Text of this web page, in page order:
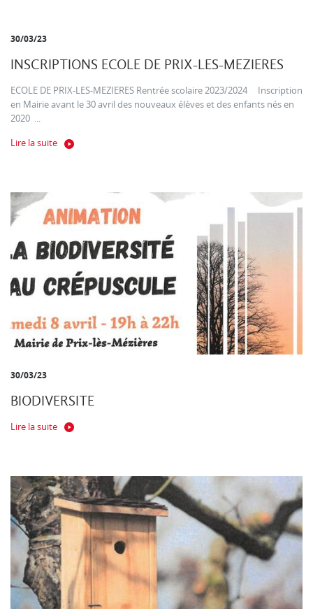
30/03/23
INSCRIPTIONS ECOLE DE PRIX-LES-MEZIERES
ECOLE DE PRIX-LES-MEZIERES Rentrée scolaire 2023/2024 Inscription
en Mairie avant le 30 avril des nouveaux élèves et des enfants nés en
2020 ...
Lire la suite
30/03/23
BIODIVERSITE
Lire la suite